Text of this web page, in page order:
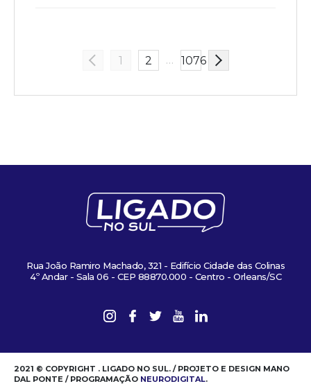
1 2 … 1076
Rua João Ramiro Machado, 321 - Edifício Cidade das Colinas
4º Andar - Sala 06 - CEP 88870.000 - Centro - Orleans/SC
2021 © COPYRIGHT . LIGADO NO SUL. / PROJETO E DESIGN MANO
DAL PONTE / PROGRAMAÇÃO NEURODIGITAL.